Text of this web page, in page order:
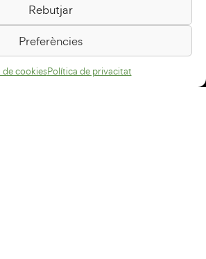
Rebutjar
Preferències
de cookiesPolítica de privacitat
1